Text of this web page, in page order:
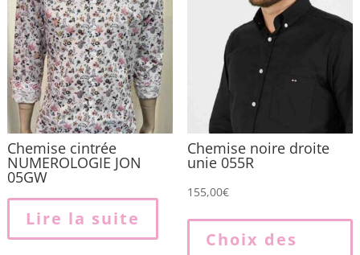
Chemise cintrée
NUMEROLOGIE JON
05GW
Lire la suite
Chemise noire droite
unie 055R
155,00€
Choix des